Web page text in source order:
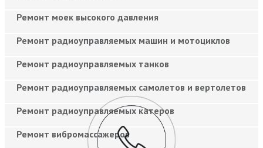
Ремонт моек высокого давления
Ремонт радиоуправляемых машин и мотоциклов
Ремонт радиоуправляемых танков
Ремонт радиоуправляемых самолетов и вертолетов
Ремонт радиоуправляемых катеров
Ремонт вибромассажеров